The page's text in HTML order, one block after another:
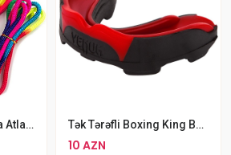
Gimnastika Aerobika Atlama İpi Göy Qurşağı Rəngli Bədii Gimnastika İpi Tək Tərəfli Boxing King Boxing Cap Venum Predator Mouthguard Boks Kapası
10 AZN